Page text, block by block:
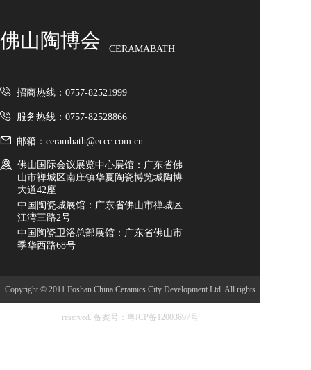
佛山陶博会 CERAMABATH
招商热线：0757-82521999
服务热线：0757-82528866
邮箱：cerambath@eccc.com.cn
佛山国际会议展览中心展馆：广东省佛
山市禅城区南庄镇华夏陶瓷博览城陶博
大道42座
中国陶瓷城展馆：广东省佛山市禅城区
江湾三路2号
中国陶瓷卫浴总部展馆：广东省佛山市
季华西路68号
Copyright © 2011 Foshan China Ceramics City Development Ltd. All rights
reserved. 备案号：粤ICP备12003697号